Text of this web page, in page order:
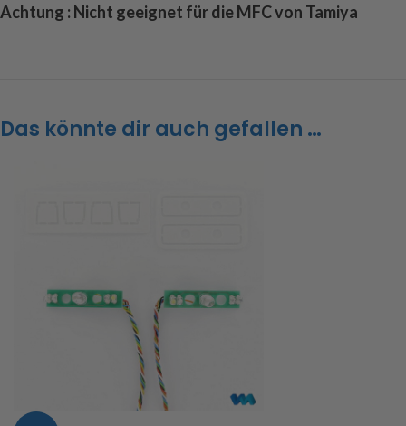
Achtung : Nicht geeignet für die MFC von Tamiya
Das könnte dir auch gefallen …